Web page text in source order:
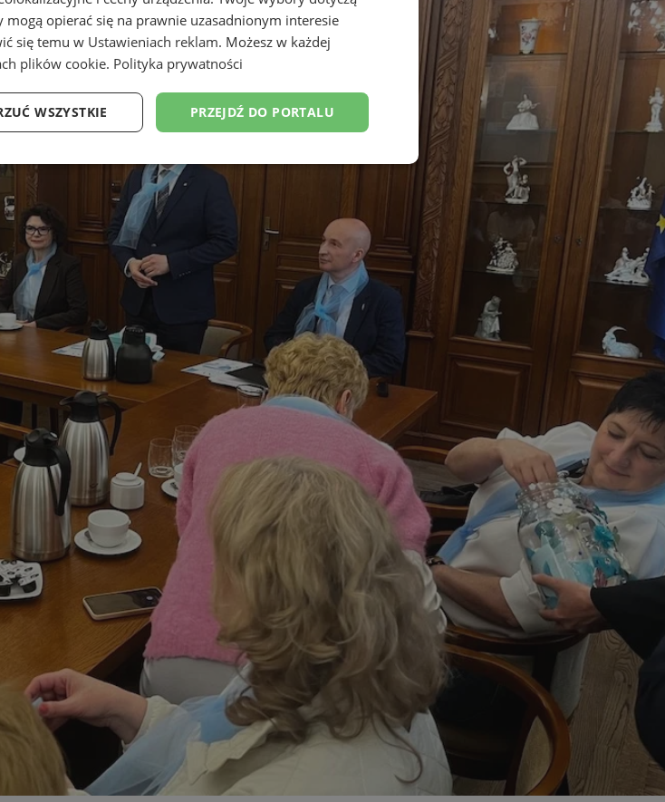
opierać się na prawnie uzasadnionym interesie
się temu w Ustawieniach reklam. Możesz w każdej
plików cookie. Polityka prywatności
PRZEJDŹ DO PORTALU
WSZYSTKIE
Targetowanie Funkcjonalność Niesklasyfikowane
Targetowanie
funkcji strony internetowej, takich jak logowanie użytkownika i
można prawidłowo korzystać ze strony internetowej.
Opis
Ten plik cookie przechowuje identyfikator sesji.
1 rok
Ten plik cookie przechowuje identyfikator sesji.
1 rok
Ten plik cookie przechowuje identyfikator sesji.
29 minut 53
Ten plik cookie służy do rozróżniania ludzi i botów. Jest
to korzystne dla strony internetowej, ponieważ
umożliwia tworzenie ważnych raportów na temat
korzystania z jej witryny internetowej.
29 minut 55
sekund
Ten plik cookie służy do rozróżniania ludzi i botów. Jest
to korzystne dla strony internetowej, ponieważ
umożliwia tworzenie ważnych raportów na temat
korzystania z jej witryny internetowej.
Ten plik cookie jest używany przez usługę Cookie-
Script.com do zapamiętywania preferencji dotyczących
zgody użytkownika na pliki cookie. Jest to konieczne,
aby baner cookie Cookie-Script.com działał poprawnie.
5 miesięcy 4
tygodnie
Ten plik cookie przechowuje informacje o zgodzie
użytkownika oraz jego preferencjach dotyczących
prywatności podczas korzystania z witryny. Rejestruje
wybory dotyczące polityki prywatności i ustawień
zgody, zapewniając ich przestrzeganie w kolejnych
wizytach. Dzięki temu użytkownik nie musi ponownie
konfigurować swoich preferencji, co zwiększa wygodę i
zgodność z regulacjami ochrony danych.